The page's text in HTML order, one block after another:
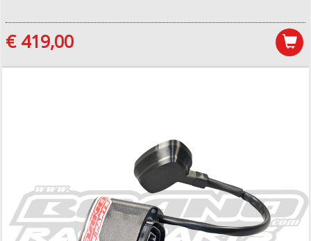
€ 419,00